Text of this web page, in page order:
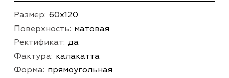
Размер: 60х120
Поверхность: матовая
Ректификат: да
Фактура: калакатта
Форма: прямоугольная